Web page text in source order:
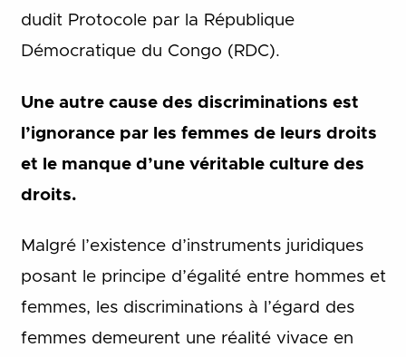
dudit Protocole par la République
Démocratique du Congo (RDC).
Une autre cause des discriminations est
l’ignorance par les femmes de leurs droits
et le manque d’une véritable culture des
droits.
Malgré l’existence d’instruments juridiques
posant le principe d’égalité entre hommes et
femmes, les discriminations à l’égard des
femmes demeurent une réalité vivace en